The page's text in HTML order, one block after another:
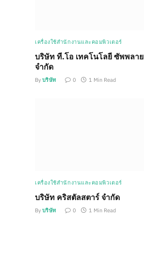
เครื่องใช้สำนักงานและคอมพิวเตอร์
บริษัท ที.โอ เทคโนโลยี ซัพพลาย
จำกัด
By บริษัท 0 1 Min Read
เครื่องใช้สำนักงานและคอมพิวเตอร์
บริษัท คริสตัลสตาร์ จำกัด
By บริษัท 0 1 Min Read